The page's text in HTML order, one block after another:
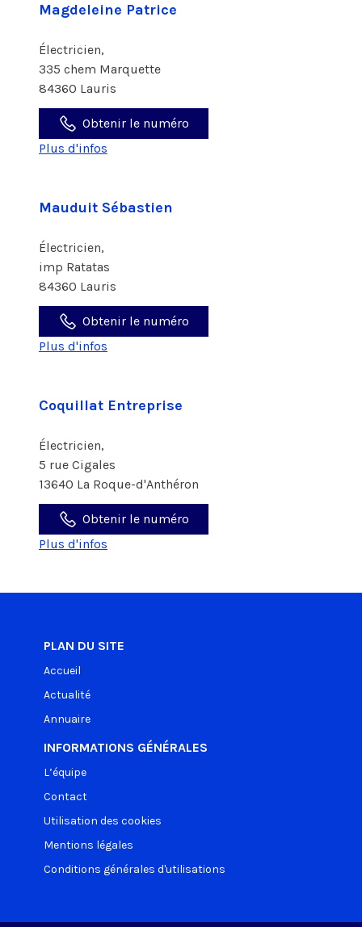
Magdeleine Patrice
Électricien,
335 chem Marquette
84360 Lauris
Obtenir le numéro
Plus d'infos
Mauduit Sébastien
Électricien,
imp Ratatas
84360 Lauris
Obtenir le numéro
Plus d'infos
Coquillat Entreprise
Électricien,
5 rue Cigales
13640 La Roque-d'Anthéron
Obtenir le numéro
Plus d'infos
PLAN DU SITE
Accueil
Actualité
Annuaire
INFORMATIONS GÉNÉRALES
L’équipe
Contact
Utilisation des cookies
Mentions légales
Conditions générales d'utilisations